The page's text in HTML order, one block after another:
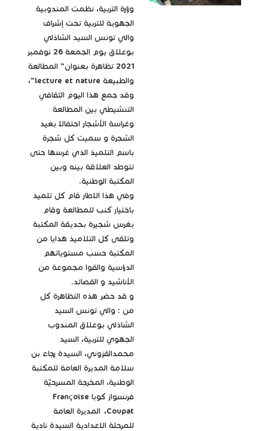
وزارة التربية، نظمت المندوبية
الجهوية للتربية تحت إشراف
والي تونس السيد الشاذلي
بوعلاق يوم الجمعة 26 نوفمبر
2021 تظاهرة بعنوان" المطالعة
والطبيعة lecture et nature"،
وقد جمع هذا اليوم الثقافي
التنشيطي بين المطالعة
وغراسة الأشجار احتفالا بعيد
الشجرة و سميت كل شجرة
باسم التلميذ الذي غرسها حتى
تتوطد العلاقة بينه وبين
المكتبة الوطنية.
وفي هذا الاطار قام كل تلميذ
باختيار كنب للمطالعة وقام
بغرس شجيرة بحديقة المكتبة
وتلقى كل التلاميذ هدايا من
المكتبة حسب مستوياتهم
الدراسية والقوا مجموعة من
الأناشيد و القصائد.
و قد حضر هذه التظاهرة كل
من : والي تونس السيد
الشاذلي بوعلاق المندوب
الجهوي للتربية، السيد
محمدالقزوني، السيدة رجاء بن
سلامة المديرة العامة للمكتبة
الوطنية، المخرجة المسرحيّة
فرنسواز كوبا Françoise
Coupat، المديرة العامة
للمرحلة الاعدادية السيدة نادية